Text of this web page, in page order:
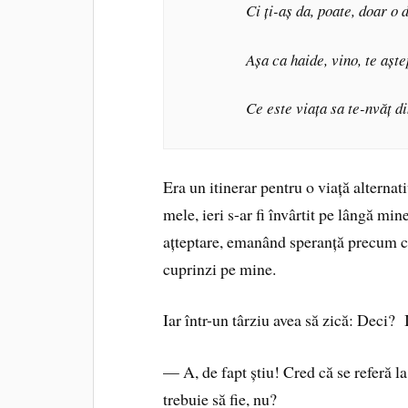
Ci ți-aș da, poate, doar o
Așa ca haide, vino, te
Ce este viața sa te-nvăț
Era un itinerar pentru o viață
mele, ieri s-ar fi învârtit pe lângă
ațteptare, emanând speranță precum
cuprinzi pe mine.
Iar într-un târziu avea să zică: Deci?
— A, de fapt știu! Cred că se referă
trebuie să fie, nu?